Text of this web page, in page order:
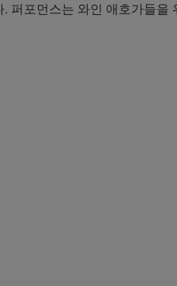
퍼포먼스는 와인 애호가들을